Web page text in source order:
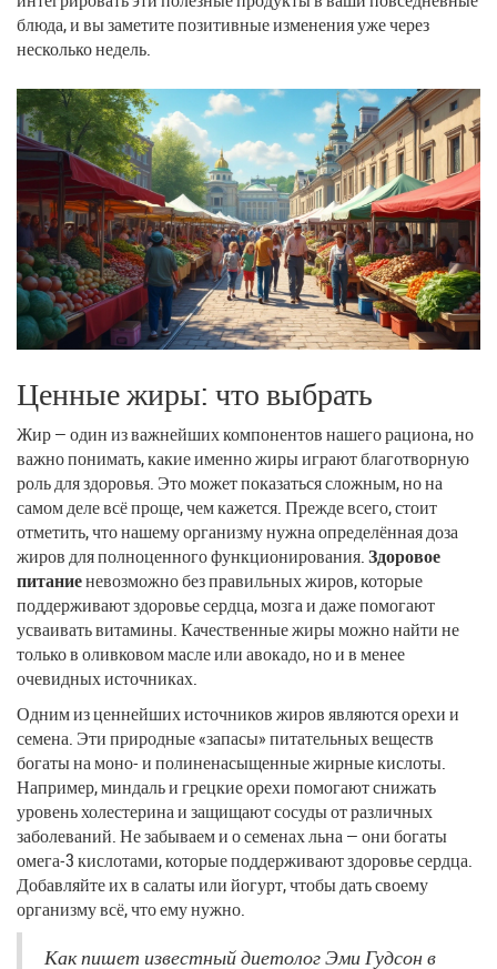
блюда, и вы заметите позитивные изменения уже через
несколько недель.
Ценные жиры: что выбрать
Жир — один из важнейших компонентов нашего рациона, но
важно понимать, какие именно жиры играют благотворную
роль для здоровья. Это может показаться сложным, но на
самом деле всё проще, чем кажется. Прежде всего, стоит
отметить, что нашему организму нужна определённая доза
жиров для полноценного функционирования.Здоровое
питаниеневозможно без правильных жиров, которые
поддерживают здоровье сердца, мозга и даже помогают
усваивать витамины. Качественные жиры можно найти не
только в оливковом масле или авокадо, но и в менее
очевидных источниках.
Одним из ценнейших источников жиров являются орехи и
семена. Эти природные «запасы» питательных веществ
богаты на моно- и полиненасыщенные жирные кислоты.
Например, миндаль и грецкие орехи помогают снижать
уровень холестерина и защищают сосуды от различных
заболеваний. Не забываем и о семенах льна — они богаты
омега-3 кислотами, которые поддерживают здоровье сердца.
Добавляйте их в салаты или йогурт, чтобы дать своему
организму всё, что ему нужно.
Как пишет известный диетолог Эми Гудсон в